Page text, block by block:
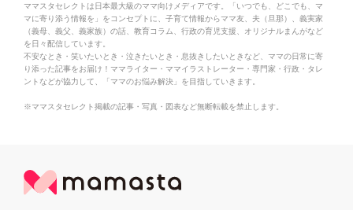
ママスタセレクトは日本最大級のママ向けメディアです。「いつでも、どこでも、マ
マに寄り添う情報を」をコンセプトに、子育て情報からママ友、夫（旦那）、義実家
（義母、義父、義家族）の話、教育コラム、行政の育児支援、オリジナルまんがなど
を日々配信しています。
不安なとき・笑いたいとき・泣きたいとき・息抜きしたいときなど、ママの日常に寄
り添った記事をお届け！ママライター・ママイラストレーター・専門家・行政・タレ
ントなどが協力して、「ママのお悩み解決」を目指していきます。
※ママスタセレクト掲載の記事・写真・図表など無断転載を禁止します。